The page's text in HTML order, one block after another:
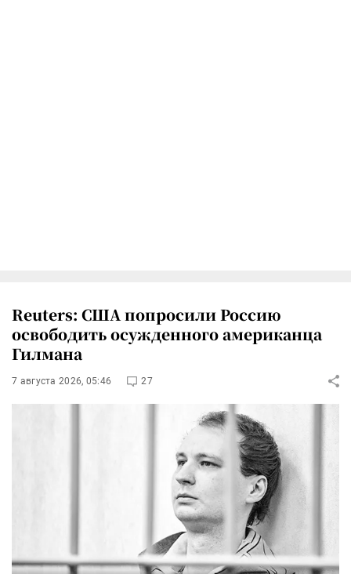
Reuters: США попросили Россию
освободить осужденного американца
Гилмана
7 августа 2026, 05:46 27